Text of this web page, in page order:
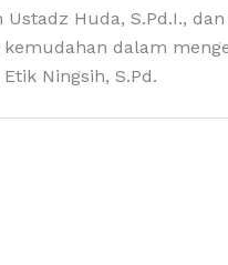
Huda, S.Pd.I.,
dalam
Ningsih, S.Pd.